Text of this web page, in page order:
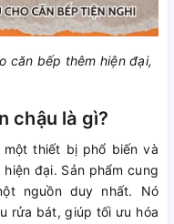
căn bếp thêm hiện đại,
chậu là gì?
thiết bị phổ biến và
đại. Sản phẩm cung
nguồn duy nhất. Nó
rửa bát, giúp tối ưu hóa